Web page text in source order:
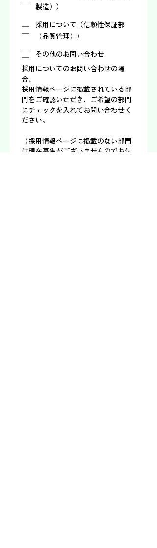
製造））
採用について（信頼性保証部
（品質管理））
その他のお問い合わせ
採用についてのお問い合わせの場
合、
採用情報ページに掲載されている部
門をご確認いただき、ご希望の部門
にチェックを入れてお問い合わせく
ださい。
（採用情報ページに掲載のない部門
は現在募集がございませんのでお気